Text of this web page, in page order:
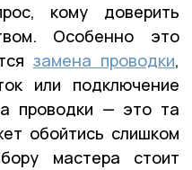
кому доверить
Особенно это
замена проводки,
или подключение
проводки — это та
обойтись слишком
мастера стоит